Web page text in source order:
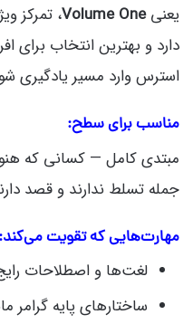
یعنیVolume One، تمرکز
دارد و بهترین انتخاب
استرس وارد مسیر یادگیری
مناسب برای سطح:
مبتدی کامل — کسانی که
جمله تسلط ندارند و قصد
مهارت‌هایی که تقویت می‌کند:
لغت‌ها و اصطلاحات
ساختارهای پایه گرامر